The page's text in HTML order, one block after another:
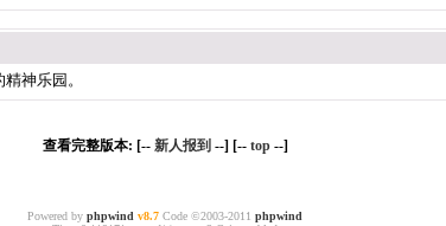
神乐园。
查看完整版本: [-- 新人报到 --] [-- top--]
Powered by phpwind v8.7 Code ©2003-2011 phpwind